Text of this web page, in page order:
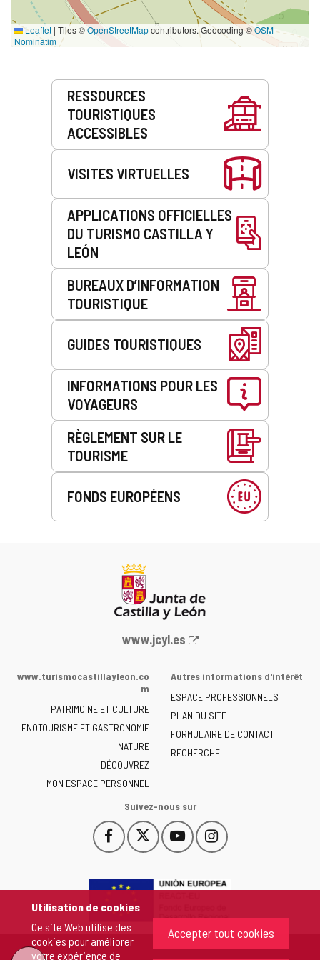
Utilisation de cookies
Ce site Web utilise des
cookies pour améliorer
votre expérience de
Accepter tout cookies
Leaflet | Tiles ©OpenStreetMapcontributors. Geocoding ©OSM
Nominatim
Prestations
RESSOURCES
TOURISTIQUES
ACCESSIBLES
VISITES VIRTUELLES
APPLICATIONS OFFICIELLES
DU TURISMO CASTILLA Y
LEÓN
BUREAUX D’INFORMATION
TOURISTIQUE
GUIDES TOURISTIQUES
INFORMATIONS POUR LES
VOYAGEURS
RÈGLEMENT SUR LE
TOURISME
FONDS EUROPÉENS
Portail
la
de
Castilla
y
León
-
www.jcyl.es
www.turismocastillayleon.co
m
PATRIMOINE ET CULTURE
ENOTOURISME ET GASTRONOMIE
NATURE
DÉCOUVREZ
MON ESPACE PERSONNEL
Autres informations d'intérêt
ESPACE PROFESSIONNELS
PLAN DU SITE
FORMULAIRE DE CONTACT
RECHERCHE
Suivez-nous sur
Facebook
Este
enlace
abrirá
una
ventana
nueva.
Este
enlace
abrirá
ventana
nueva.
YouTube
Este
enlace
abrirá
ventana
nueva.
Instagram
Este
enlace
abrirá
ventana
nueva.